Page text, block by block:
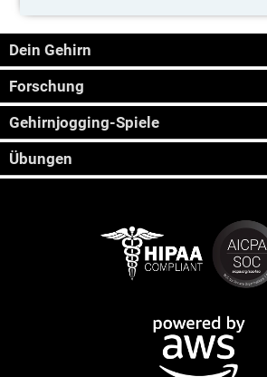
Dein Gehirn
Forschung
Gehirnjogging-Spiele
Übungen